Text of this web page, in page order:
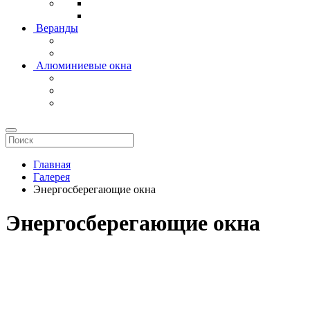
Веранды
Алюминиевые окна
Главная
Галерея
Энергосберегающие окна
Энергосберегающие окна